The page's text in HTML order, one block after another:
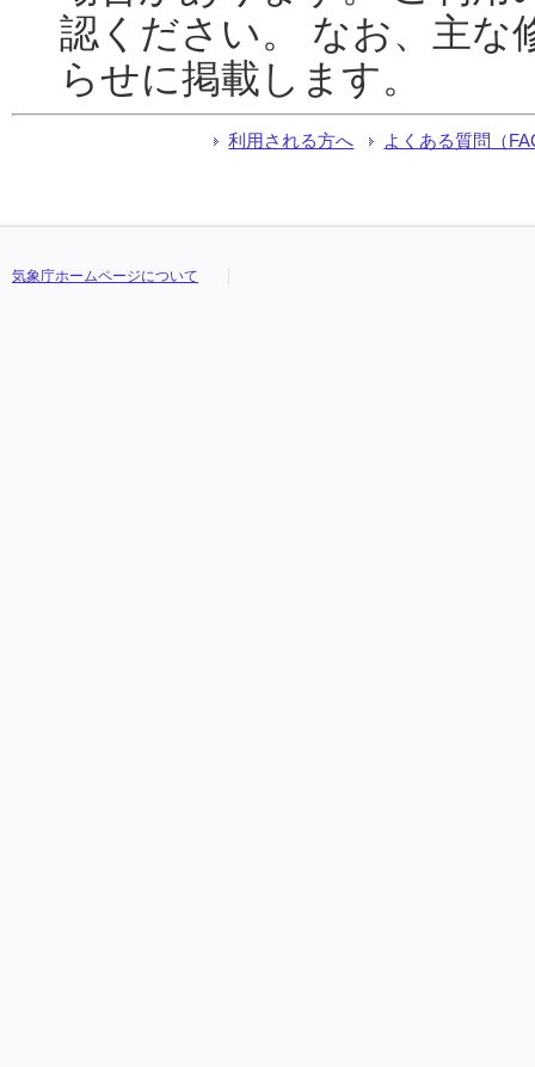
認ください。 なお、主な
らせに掲載します。
利用される方へ よくある質問（
気象庁ホームページについて